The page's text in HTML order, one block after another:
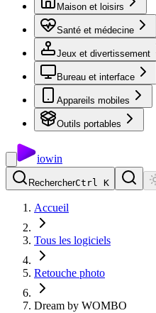
Maison et loisirs
Santé et médecine
Jeux et divertissement
Bureau et interface
Appareils mobiles
Outils portables
iowin
RechercherCtrl K
Accueil
Tous les logiciels
Retouche photo
Dream by WOMBO